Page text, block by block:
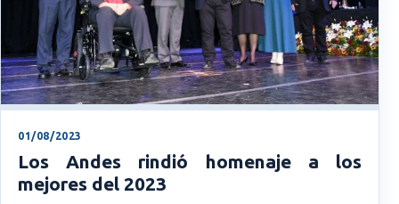
01/08/2023
Los Andes rindió homenaje a los
mejores del 2023